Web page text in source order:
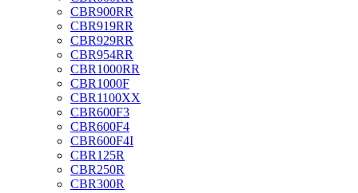
CBR900RR
CBR919RR
CBR929RR
CBR954RR
CBR1000RR
CBR1000F
CBR1100XX
CBR600F3
CBR600F4
CBR600F4I
CBR125R
CBR250R
CBR300R